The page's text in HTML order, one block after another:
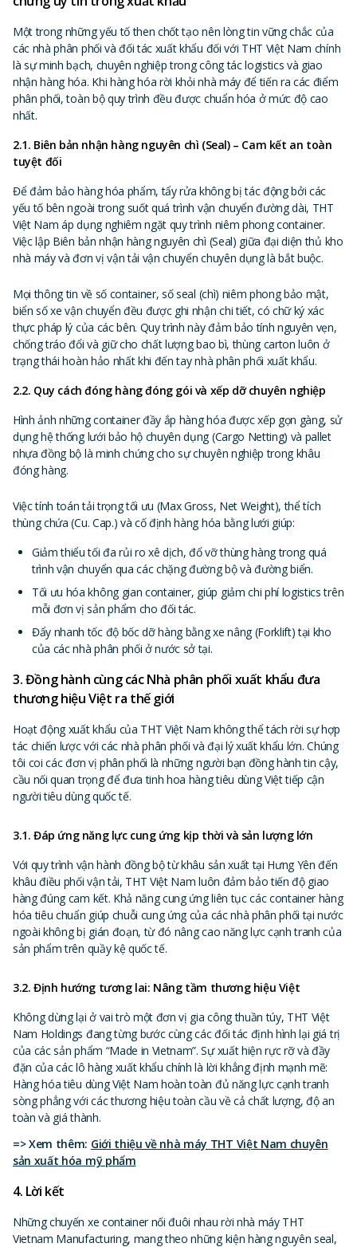
Một trong những yếu tố then chốt tạo nên lòng tin vững chắc của
các nhà phân phối và đối tác xuất khẩu đối với THT Việt Nam chính
là sự minh bạch, chuyên nghiệp trong công tác logistics và giao
nhận hàng hóa. Khi hàng hóa rời khỏi nhà máy để tiến ra các điểm
phân phối, toàn bộ quy trình đều được chuẩn hóa ở mức độ cao
nhất.
2.1. Biên bản nhận hàng nguyên chì (Seal) – Cam kết an toàn
tuyệt đối
Để đảm bảo hàng hóa phẩm, tẩy rửa không bị tác động bởi các
yếu tố bên ngoài trong suốt quá trình vận chuyển đường dài, THT
Việt Nam áp dụng nghiêm ngặt quy trình niêm phong container.
Việc lập Biên bản nhận hàng nguyên chì (Seal) giữa đại diện thủ kho
nhà máy và đơn vị vận tải vận chuyển chuyên dụng là bắt buộc.
Mọi thông tin về số container, số seal (chì) niêm phong bảo mật,
biển số xe vận chuyển đều được ghi nhận chi tiết, có chữ ký xác
thực pháp lý của các bên. Quy trình này đảm bảo tính nguyên vẹn,
chống tráo đổi và giữ cho chất lượng bao bì, thùng carton luôn ở
trạng thái hoàn hảo nhất khi đến tay nhà phân phối xuất khẩu.
2.2. Quy cách đóng hàng đóng gói và xếp dỡ chuyên nghiệp
Hình ảnh những container đầy ắp hàng hóa được xếp gọn gàng, sử
dụng hệ thống lưới bảo hộ chuyên dụng (Cargo Netting) và pallet
nhựa đồng bộ là minh chứng cho sự chuyên nghiệp trong khâu
đóng hàng.
Việc tính toán tải trọng tối ưu (Max Gross, Net Weight), thể tích
thùng chứa (Cu. Cap.) và cố định hàng hóa bằng lưới giúp:
Giảm thiểu tối đa rủi ro xê dịch, đổ vỡ thùng hàng trong quá
trình vận chuyển qua các chặng đường bộ và đường biển.
Tối ưu hóa không gian container, giúp giảm chi phí logistics trên
mỗi đơn vị sản phẩm cho đối tác.
Đẩy nhanh tốc độ bốc dỡ hàng bằng xe nâng (Forklift) tại kho
của các nhà phân phối ở nước sở tại.
3. Đồng hành cùng các Nhà phân phối xuất khẩu đưa
thương hiệu Việt ra thế giới
Hoạt động xuất khẩu của THT Việt Nam không thể tách rời sự hợp
tác chiến lược với các nhà phân phối và đại lý xuất khẩu lớn. Chúng
tôi coi các đơn vị phân phối là những người bạn đồng hành tin cậy,
cầu nối quan trọng để đưa tinh hoa hàng tiêu dùng Việt tiếp cận
người tiêu dùng quốc tế.
3.1. Đáp ứng năng lực cung ứng kịp thời và sản lượng lớn
Với quy trình vận hành đồng bộ từ khâu sản xuất tại Hưng Yên đến
khâu điều phối vận tải, THT Việt Nam luôn đảm bảo tiến độ giao
hàng đúng cam kết. Khả năng cung ứng liên tục các container hàng
hóa tiêu chuẩn giúp chuỗi cung ứng của các nhà phân phối tại nước
ngoài không bị gián đoạn, từ đó nâng cao năng lực cạnh tranh của
sản phẩm trên quầy kệ quốc tế.
3.2. Định hướng tương lai: Nâng tầm thương hiệu Việt
Không dừng lại ở vai trò một đơn vị gia công thuần túy, THT Việt
Nam Holdings đang từng bước cùng các đối tác định hình lại giá trị
của các sản phẩm “Made in Vietnam”. Sự xuất hiện rực rỡ và đầy
đặn của các lô hàng xuất khẩu chính là lời khẳng định mạnh mẽ:
Hàng hóa tiêu dùng Việt Nam hoàn toàn đủ năng lực cạnh tranh
sòng phẳng với các thương hiệu toàn cầu về cả chất lượng, độ an
toàn và giá thành.
=> Xem thêm: Giới thiệu về nhà máy THT Việt Nam chuyên
sản xuất hóa mỹ phẩm
4. Lời kết
Những chuyến xe container nối đuôi nhau rời nhà máy THT
Vietnam Manufacturing, mang theo những kiện hàng nguyên seal,